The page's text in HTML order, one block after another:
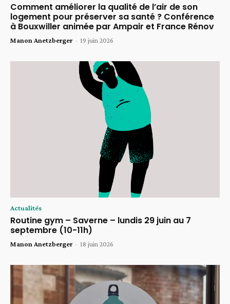
Comment améliorer la qualité de l’air de son
logement pour préserver sa santé ? Conférence
à Bouxwiller animée par Ampair et France Rénov
Manon Anetzberger - 19 juin 2026
Actualités
Routine gym – Saverne – lundis 29 juin au 7
septembre (10-11h)
Manon Anetzberger - 18 juin 2026